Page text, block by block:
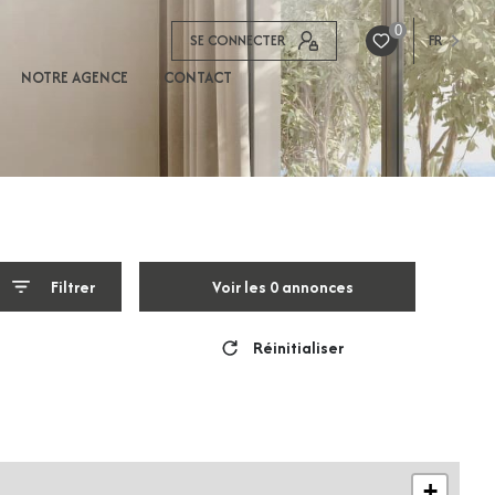
SE CONNECTER 0 FR
NOTRE AGENCE CONTACT
Filtrer Voir les 0annonces
Réinitialiser